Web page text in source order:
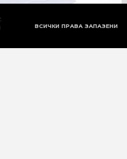
ВСИЧКИ ПРАВА ЗАПАЗЕНИ